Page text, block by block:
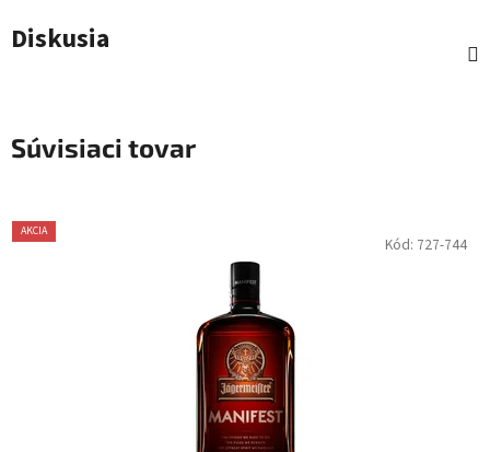
Diskusia
Súvisiaci tovar
AKCIA
Kód: 727-744